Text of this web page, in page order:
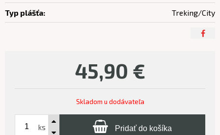
45,90 €
Skladom u dodávateľa
ks Pridať do košíka
Typ plášťa: Treking/City